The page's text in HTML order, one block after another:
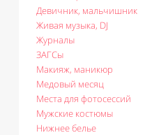
Девичник, мальчишник
Живая музыка, DJ
Журналы
ЗАГСы
Макияж, маникюр
Медовый месяц
Места для фотосессий
Мужские костюмы
Нижнее белье